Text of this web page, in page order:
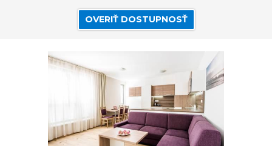
OVERIŤ DOSTUPNOSŤ